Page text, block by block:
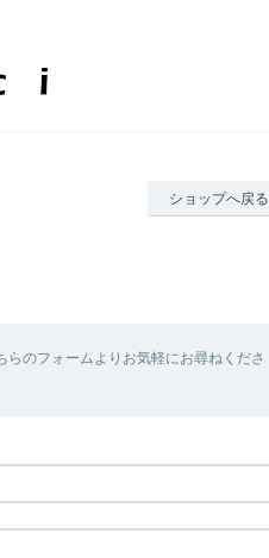
ショップへ戻る
のフォームよりお気軽にお尋ねくださ